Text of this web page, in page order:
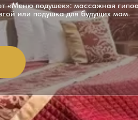
«Меню подушек»: массажная
или подушка для будущих мам.